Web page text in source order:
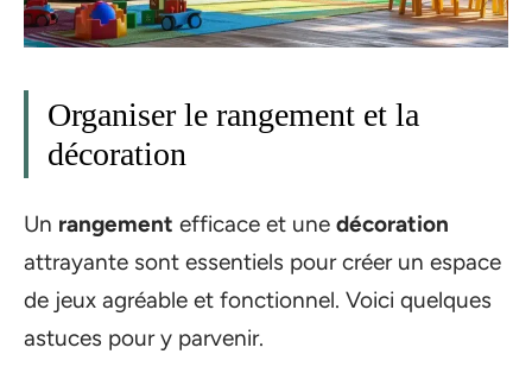
Organiser le rangement et la
décoration
Un rangement efficace et une décoration
attrayante sont essentiels pour créer un espace
de jeux agréable et fonctionnel. Voici quelques
astuces pour y parvenir.